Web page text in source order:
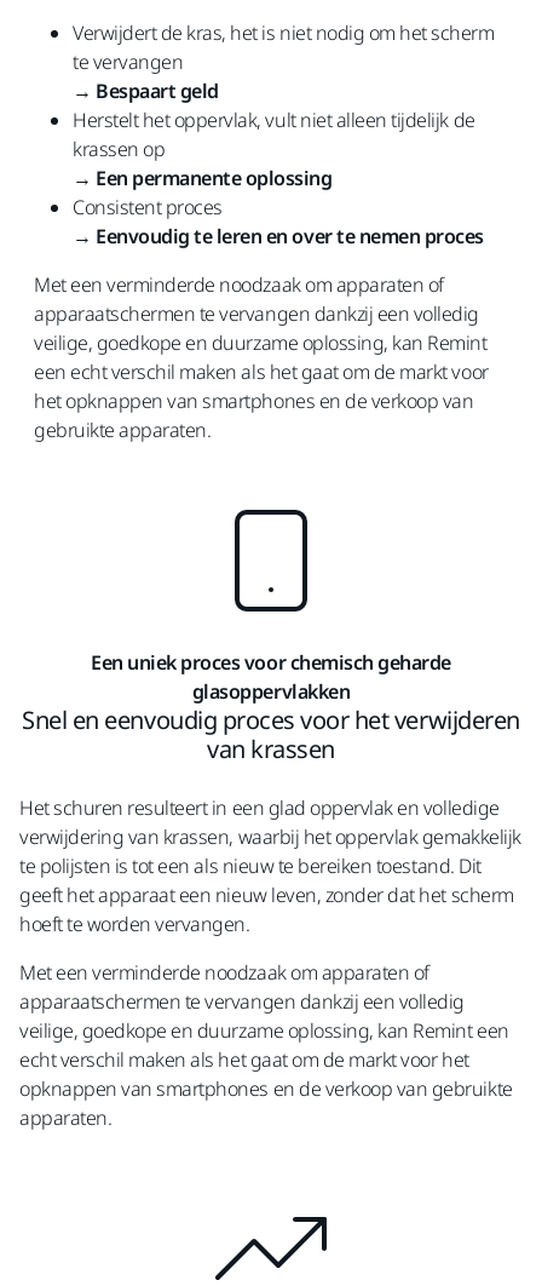
Verwijdert de kras, het is niet nodig om het scherm
te vervangen
→ Bespaart geld
Herstelt het oppervlak, vult niet alleen tijdelijk de
krassen op
→ Een permanente oplossing
Consistent proces
→ Eenvoudig te leren en over te nemen proces
Met een verminderde noodzaak om apparaten of
apparaatschermen te vervangen dankzij een volledig
veilige, goedkope en duurzame oplossing, kan Remint
een echt verschil maken als het gaat om de markt voor
het opknappen van smartphones en de verkoop van
gebruikte apparaten.
Een uniek proces voor chemisch geharde
glasoppervlakken
Snel en eenvoudig proces voor het verwijderen
van krassen
Het schuren resulteert in een glad oppervlak en volledige
verwijdering van krassen, waarbij het oppervlak gemakkelijk
te polijsten is tot een als nieuw te bereiken toestand. Dit
geeft het apparaat een nieuw leven, zonder dat het scherm
hoeft te worden vervangen.
Met een verminderde noodzaak om apparaten of
apparaatschermen te vervangen dankzij een volledig
veilige, goedkope en duurzame oplossing, kan Remint een
echt verschil maken als het gaat om de markt voor het
opknappen van smartphones en de verkoop van gebruikte
apparaten.